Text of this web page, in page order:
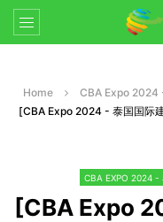
Home
CBA Expo 2024
[CBA Expo 2024 - 泰国国际
CBA EXPO 2024 -
[CBA Expo